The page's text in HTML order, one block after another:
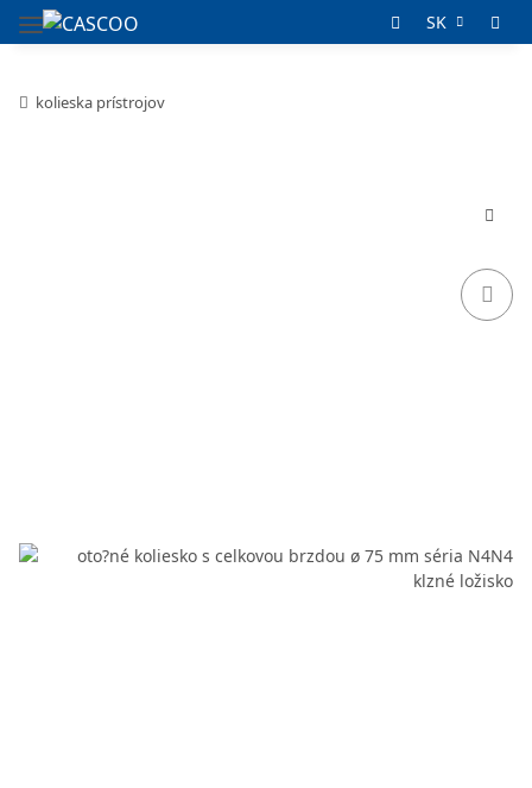
SK
kolieska prístrojov